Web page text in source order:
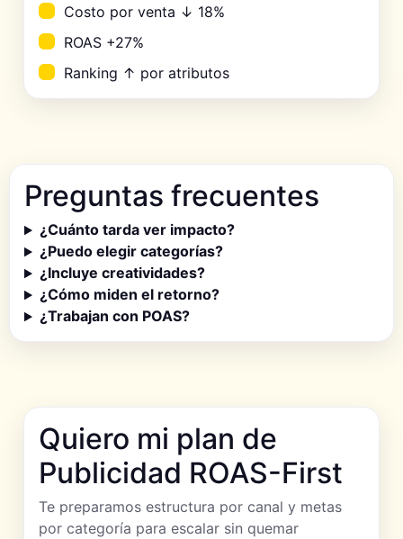
Costo por venta ↓ 18%
ROAS +27%
Ranking ↑ por atributos
Preguntas frecuentes
¿Cuánto tarda ver impacto?
¿Puedo elegir categorías?
¿Incluye creatividades?
¿Cómo miden el retorno?
¿Trabajan con POAS?
Quiero mi plan de
Publicidad ROAS-First
Te preparamos estructura por canal y metas
por categoría para escalar sin quemar